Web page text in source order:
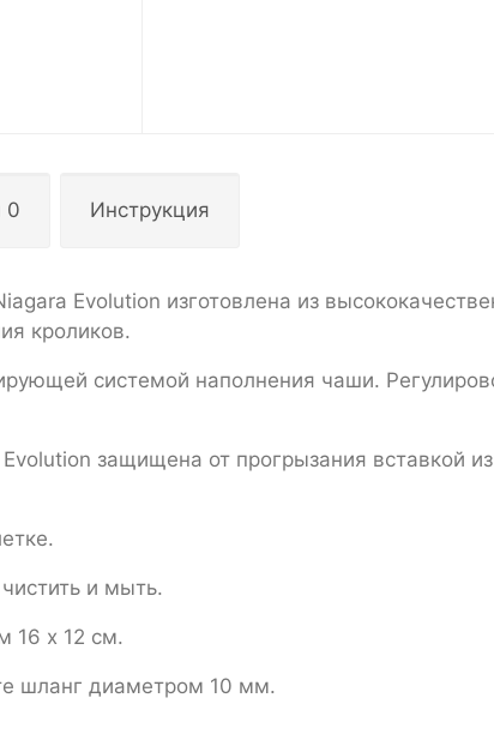
0 Инструкция
Evolution изготовлена из
кроликов.
системой наполнения чаши.
защищена от прогрызания вставкой
и мыть.
16 х 12 см.
шланг диаметром 10 мм.